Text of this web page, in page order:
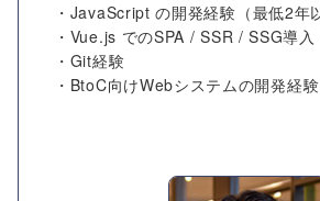
・JavaScript の開発経験（最低2年
・Vue.js でのSPA / SSR / SSG導
・Git経験
・BtoC向けWebシステムの開発経験